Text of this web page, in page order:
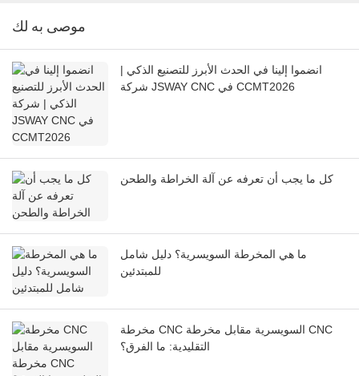
موصى به لك
انضموا إلينا في الحدث الأبرز للتصنيع الذكي |
شركة JSWAY CNC في CCMT2026
كل ما يجب أن تعرفه عن آلة الخراطة والطحن
ما هي المخرطة السويسرية؟ دليل شامل
للمبتدئين
مخرطة CNC السويسرية مقابل مخرطة CNC
التقليدية: ما الفرق؟